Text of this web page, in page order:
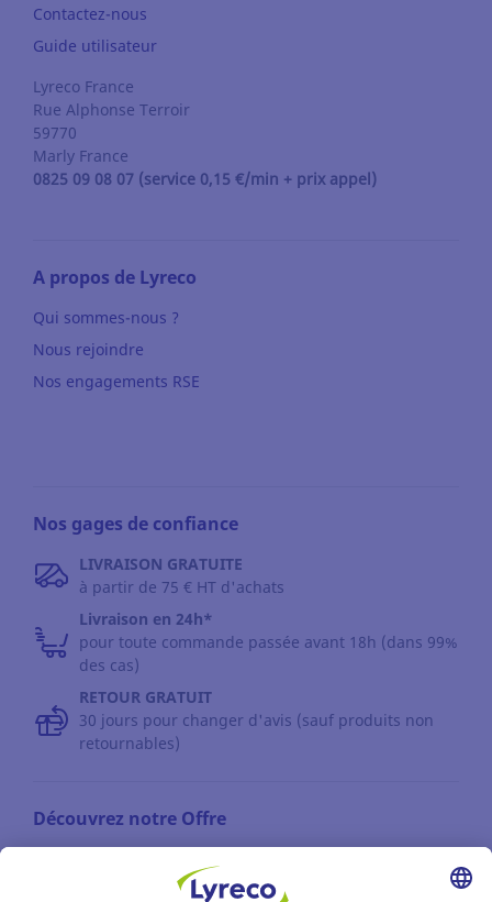
Contactez-nous
Guide utilisateur
Lyreco France
Rue Alphonse Terroir
59770
Marly France
0825 09 08 07 (service 0,15 €/min + prix appel)
A propos de Lyreco
Qui sommes-nous ?
Nous rejoindre
Nos engagements RSE
Nos gages de confiance
LIVRAISON GRATUITE
à partir de 75 € HT d'achats
Livraison en 24h*
pour toute commande passée avant 18h (dans 99%
des cas)
RETOUR GRATUIT
30 jours pour changer d'avis (sauf produits non
retournables)
Découvrez notre Offre
Partenaire | de tous les lieux de travail